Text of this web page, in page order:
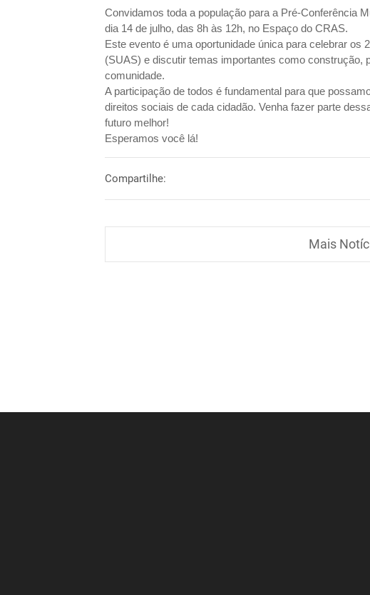
Convidamos toda a população para a Pré-Conferência
dia 14 de julho, das 8h às 12h, no Espaço do CRAS.
Este evento é uma oportunidade única para celebrar os
(SUAS) e discutir temas importantes como construção,
comunidade.
A participação de todos é fundamental para que
direitos sociais de cada cidadão. Venha fazer parte
futuro melhor!
Esperamos você lá!
Compartilhe:
Mais